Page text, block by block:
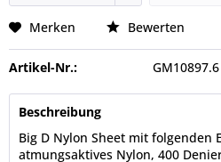
Merken Bewerten
Artikel-Nr.: GM10897.6
Beschreibung
Big D Nylon Sheet mit folgenden
atmungsaktives Nylon, 400